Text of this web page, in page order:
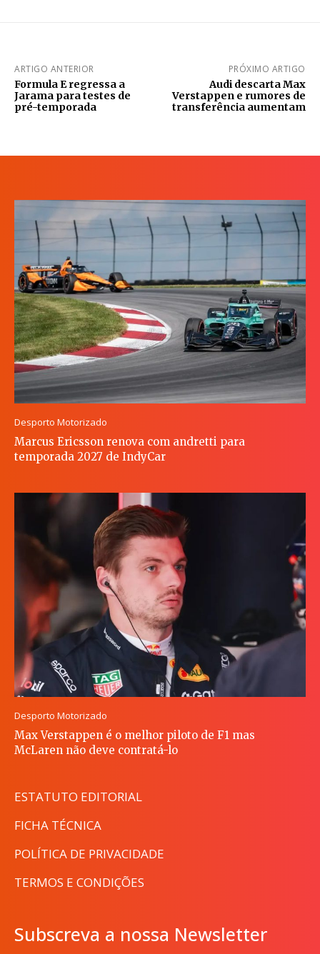
ARTIGO ANTERIOR
Formula E regressa a
Jarama para testes de
pré-temporada
PRÓXIMO ARTIGO
Audi descarta Max
Verstappen e rumores de
transferência aumentam
Desporto Motorizado
Marcus Ericsson renova com andretti para
temporada 2027 de IndyCar
Desporto Motorizado
Max Verstappen é o melhor piloto de F1 mas
McLaren não deve contratá-lo
ESTATUTO EDITORIAL
FICHA TÉCNICA
POLÍTICA DE PRIVACIDADE
TERMOS E CONDIÇÕES
Subscreva a nossa Newsletter